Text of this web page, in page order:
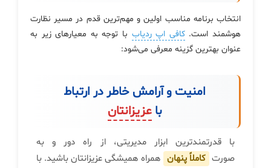
انتخاب برنامه مناسب اولین و مهم‌ترین قدم در مسیر نظارت
هوشمند است.کافی اپ ردیاب با توجه به معیارهای زیر به
عنوان بهترین گزینه معرفی می‌شود:
امنیت و آرامش خاطر در ارتباط
باعزیزانتان
با قدرتمندترین ابزار مدیریتی، از راه دور و به
صورت کاملاً پنهان همراه همیشگی عزیزانتان باشید. با